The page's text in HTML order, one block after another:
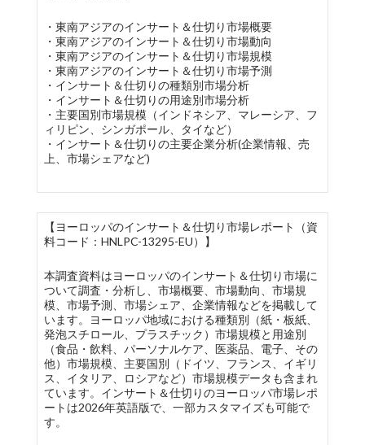
・東南アジアのインサート＆仕切り市場概要
・東南アジアのインサート＆仕切り市場動向
・東南アジアのインサート＆仕切り市場規模
・東南アジアのインサート＆仕切り市場予測
・インサート＆仕切りの種類別市場分析
・インサート＆仕切りの用途別市場分析
・主要国別市場規模（インドネシア、マレーシア、フ
ィリピン、シンガポール、タイなど）
・インサート＆仕切りの主要企業分析(企業情報、売
上、市場シェアなど)
【ヨーロッパのインサート＆仕切り市場レポート（資
料コード：HNLPC-13295-EU）】
本調査資料はヨーロッパのインサート＆仕切り市場に
ついて調査・分析し、市場概要、市場動向、市場規
模、市場予測、市場シェア、企業情報などを掲載して
います。ヨーロッパ地域における種類別（紙・板紙、
発泡スチロール、プラスチック）市場規模と用途別
（食品・飲料、パーソナルケア、医薬品、電子、その
他）市場規模、主要国別（ドイツ、フランス、イギリ
ス、イタリア、ロシアなど）市場規模データも含まれ
ています。インサート＆仕切りのヨーロッパ市場レポ
ートは2026年英語版で、一部カスタマイズも可能で
す。